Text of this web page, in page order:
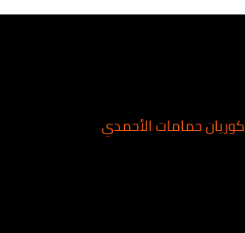
كوريان حمامات الأحمدي